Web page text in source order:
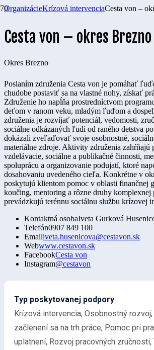
OrganizácieKrízová intervenciaCesta von –
Cesta von – okres Brezno
Okres Brezno
Poslaním združenia Cesta von je pomáhať
chudobe postaviť sa na vlastné nohy, získať
Združenie ho napĺňa prostredníctvom
deťom v ranom veku, mladým ľuďom a
združenia je rozvíjať potenciál, vedomosti,
sociálne odkázaných ľudí od raného detstva
dokázali zveľaďovať svoje osobnostné,
materiálne zdroje. Aktivity združenia zahŕňajú
vzdelávacie, sociálne a publikačné činnosti,
spoluprácu a organizovanie podujatí, ktoré
dosahovaniu uvedeného cieľa. Konkrétne v
poskytujú klientom pomoc v oblasti finančnej
koučing, mentoring a rôzne druhy komplexnej
prevádzkujú terénnu sociálnu službu krízovej
Kontaktná osobaIveta Gurková
Telefón0907 849 100
Emailiveta.husenicova@cestavon.sk
Webwww.cestavon.sk
FacebookCesta von
Instagram@cestavon
Typ poskytovanej podpory
Krízová intervencia, Osobnostný
začlenení sa na trh práce, Pomoc pri
uplatnení, Rozvoj pracovných zručností,